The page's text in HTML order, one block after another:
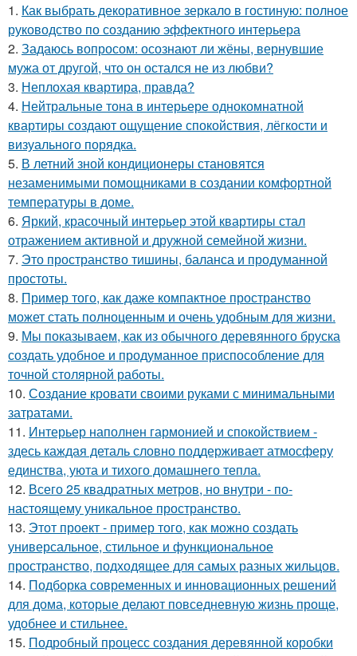
1. Как выбрать декоративное зеркало в гостиную: полное
руководство по созданию эффектного интерьера
2. Задаюсь вопросом: осознают ли жёны, вернувшие
мужа от другой, что он остался не из любви?
3. Неплохая квартира, правда?
4. Нейтральные тона в интерьере однокомнатной
квартиры создают ощущение спокойствия, лёгкости и
визуального порядка.
5. В летний зной кондиционеры становятся
незаменимыми помощниками в создании комфортной
температуры в доме.
6. Яркий, красочный интерьер этой квартиры стал
отражением активной и дружной семейной жизни.
7. Это пространство тишины, баланса и продуманной
простоты.
8. Пример того, как даже компактное пространство
может стать полноценным и очень удобным для жизни.
9. Мы показываем, как из обычного деревянного бруска
создать удобное и продуманное приспособление для
точной столярной работы.
10. Создание кровати своими руками с минимальными
затратами.
11. Интерьер наполнен гармонией и спокойствием -
здесь каждая деталь словно поддерживает атмосферу
единства, уюта и тихого домашнего тепла.
12. Всего 25 квадратных метров, но внутри - по-
настоящему уникальное пространство.
13. Этот проект - пример того, как можно создать
универсальное, стильное и функциональное
пространство, подходящее для самых разных жильцов.
14. Подборка современных и инновационных решений
для дома, которые делают повседневную жизнь проще,
удобнее и стильнее.
15. Подробный процесс создания деревянной коробки